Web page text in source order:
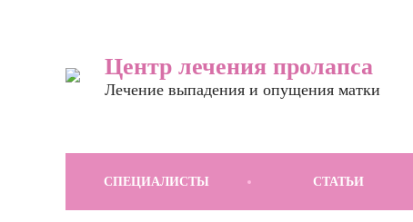
Центр лечения пролапса
Лечение выпадения и опущения матки
СПЕЦИАЛИСТЫ СТАТЬИ